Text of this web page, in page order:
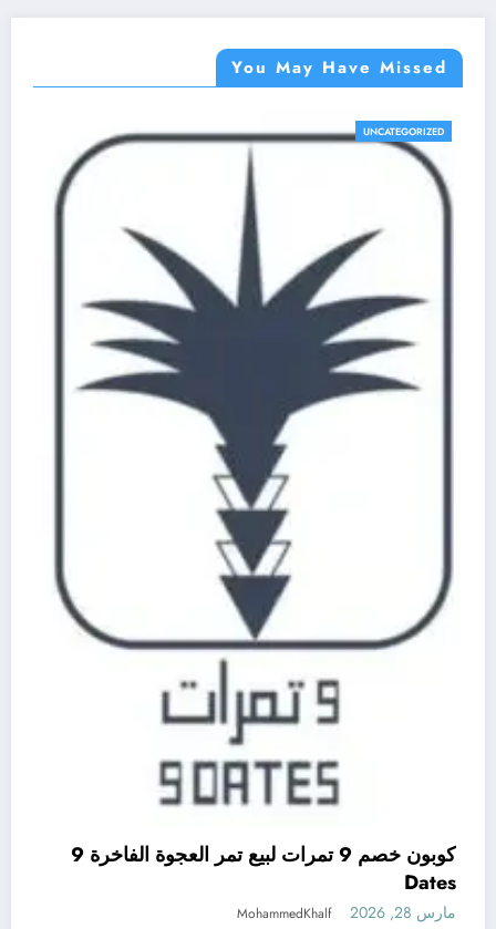
You May Have Missed
UNCATEGORIZED
كوبون خصم 9 تمرات لبيع تمر العجوة الفاخرة 9
Dates
مارس 28, 2026 MohammedKhalf